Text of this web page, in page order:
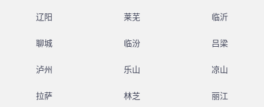
辽阳 莱芜 临沂
聊城 临汾 吕梁
泸州 乐山 凉山
拉萨 林芝 丽江